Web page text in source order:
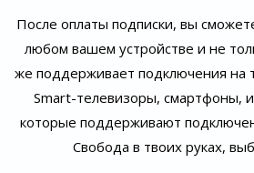
После оплаты подписки, вы
любом вашем устройстве и не
же поддерживает подключения на
Smart-телевизоры, смартфоны,
которые поддерживают
Свобода в твоих руках,